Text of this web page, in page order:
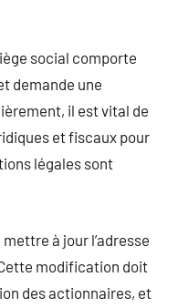
social comporte
demande une
il est vital de
et fiscaux pour
légales sont
à jour l’adresse
modification doit
des actionnaires, et